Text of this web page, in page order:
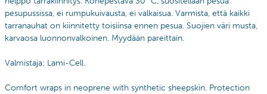
pesupussissa, ei rumpukuivausta, ei valkaisua. Varmista, että kaikki
tarranauhat on kiinnitetty toisiinsa ennen pesua. Suojien väri musta,
karvaosa luonnonvalkoinen. Myydään pareittain.
Valmistaja: Lami-Cell.
Comfort wraps in neoprene with synthetic sheepskin. Protection